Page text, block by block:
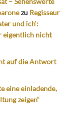
zu Regisseur
und ich‘:
eigentlich nicht
auf die Antwort
eine einladende,
zeigen“